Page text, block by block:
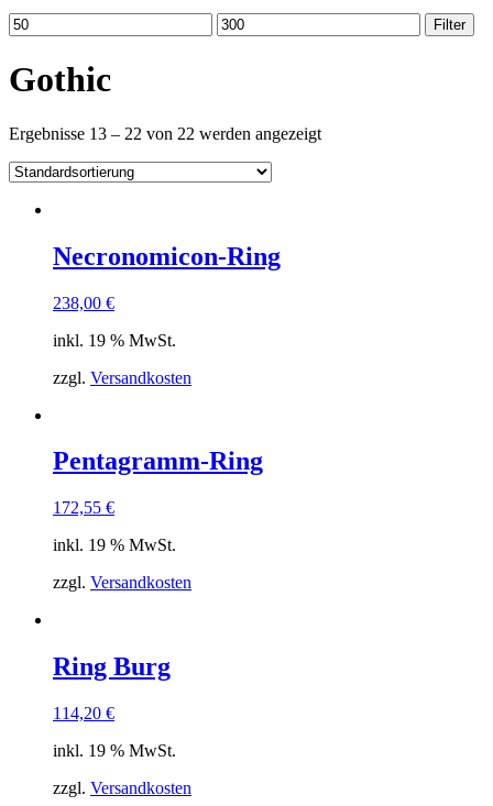
Filter
Gothic
Ergebnisse 13 – 22 von 22 werden angezeigt
Necronomicon-Ring
238,00 €
inkl. 19 % MwSt.
zzgl. Versandkosten
Pentagramm-Ring
172,55 €
inkl. 19 % MwSt.
zzgl. Versandkosten
Ring Burg
114,20 €
inkl. 19 % MwSt.
zzgl. Versandkosten